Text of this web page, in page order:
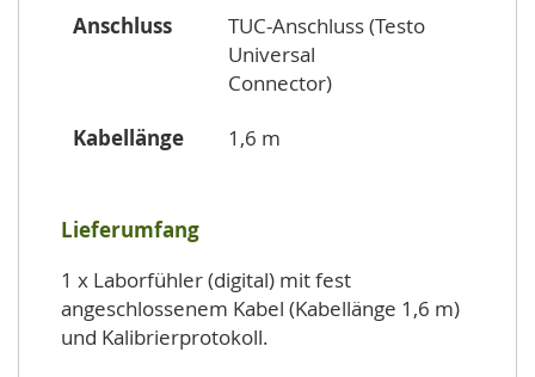
Anschluss
TUC-Anschluss (Testo
Universal
Connector)
Kabellänge
1,6 m
Lieferumfang
1 x Laborfühler (digital) mit fest
angeschlossenem Kabel (Kabellänge 1,6 m)
und Kalibrierprotokoll.